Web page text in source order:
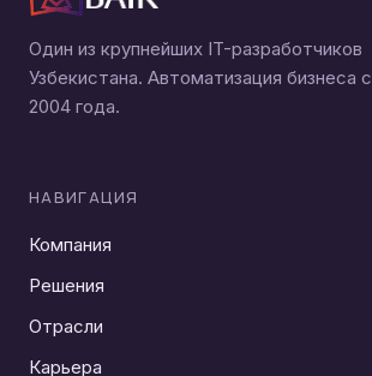
Один из крупнейших IT-разработчиков
Узбекистана. Автоматизация бизнеса с
2004 года.
НАВИГАЦИЯ
Компания
Решения
Отрасли
Карьера